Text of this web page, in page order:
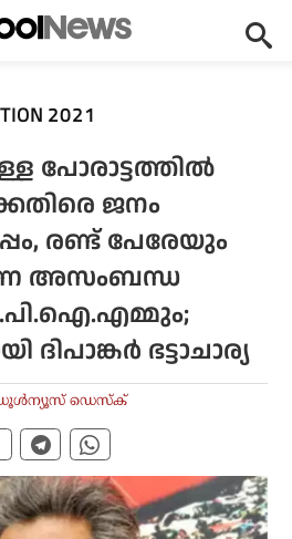
2021
പോരാട്ടത്തില്‍
ജനം
രണ്ട് പേരേയും
അസംബന്ധ
ഭട്ടാചാര്യ
ഡെസ്‌ക്